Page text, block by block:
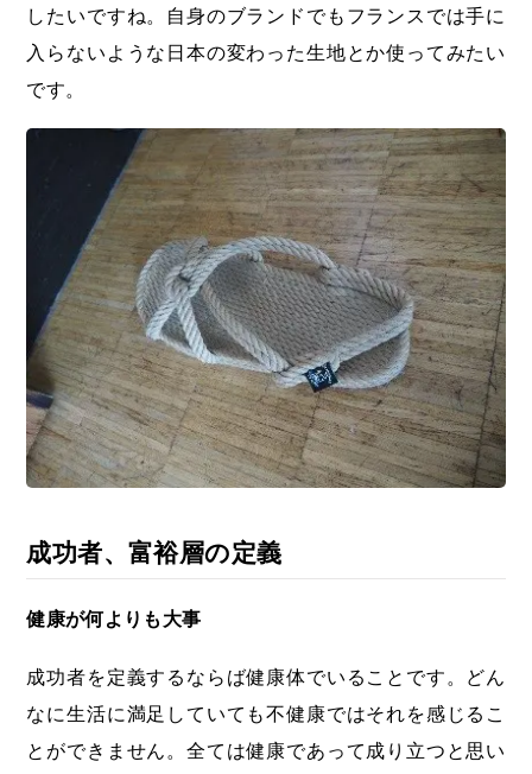
したいですね。自身のブランドでもフランスでは手に
入らないような日本の変わった生地とか使ってみたい
です。
成功者、富裕層の定義
健康が何よりも大事
成功者を定義するならば健康体でいることです。どん
なに生活に満足していても不健康ではそれを感じるこ
とができません。全ては健康であって成り立つと思い